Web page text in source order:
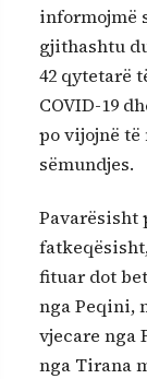
informojmë
gjithashtu
42 qytetarë
COVID-19
po vijojnë
sëmundjes.
Pavarësisht
fituar dot
nga Peqini,
vjecare nga
nga Tirana